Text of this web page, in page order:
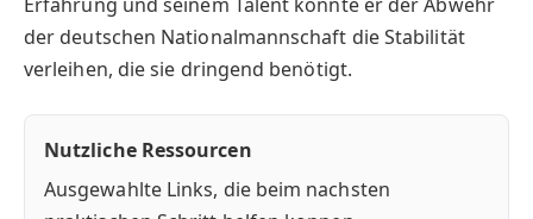
der deutschen Nationalmannschaft die Stabilität
verleihen, die sie dringend benötigt.
Nutzliche Ressourcen
Ausgewahlte Links, die beim nachsten